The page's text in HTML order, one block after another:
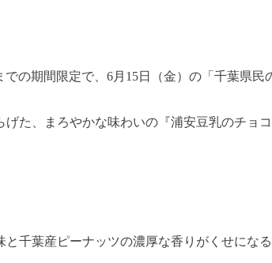
での期間限定で、 6月 15日（金）の「千葉県民
た、まろやかな味わいの『浦安豆乳のチョ
千葉産ピーナッツの濃厚な香りがくせになる